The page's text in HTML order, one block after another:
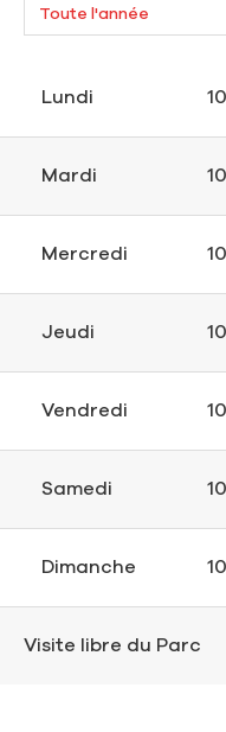
Lundi
Mardi
Mercredi
Jeudi
Vendredi
Samedi
Dimanche
Visite libre du Parc